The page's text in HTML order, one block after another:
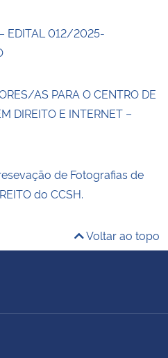
EDITAL 012/2025-
AS PARA O CENTRO DE
DIREITO E INTERNET –
de Fotografias de
do CCSH.
Voltar ao topo